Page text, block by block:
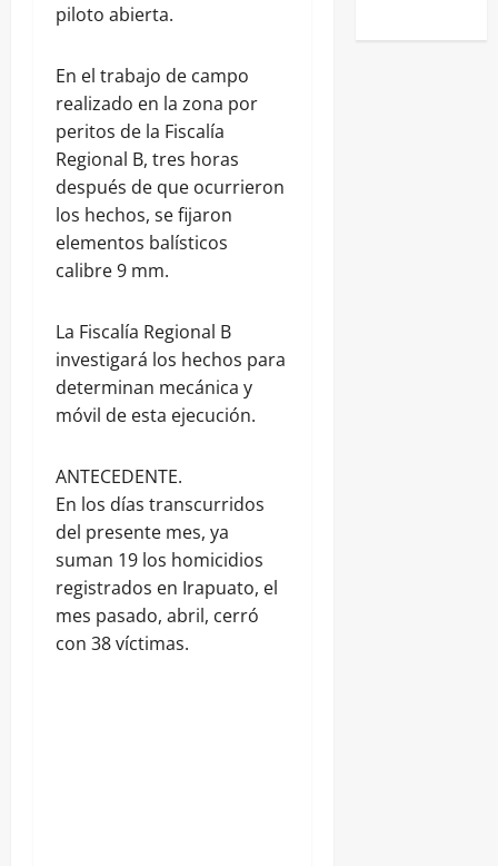
piloto abierta.
En el trabajo de campo
realizado en la zona por
peritos de la Fiscalía
Regional B, tres horas
después de que ocurrieron
los hechos, se fijaron
elementos balísticos
calibre 9 mm.
La Fiscalía Regional B
investigará los hechos para
determinan mecánica y
móvil de esta ejecución.
ANTECEDENTE.
En los días transcurridos
del presente mes, ya
suman 19 los homicidios
registrados en Irapuato, el
mes pasado, abril, cerró
con 38 víctimas.